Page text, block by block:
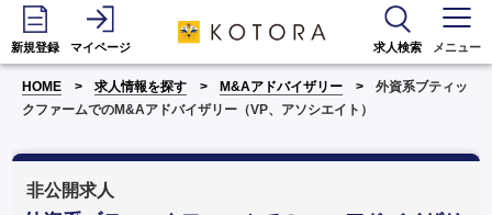
新規登録 マイページ 求人検索 メニュー
HOME 求人情報を探す M&Aアドバイザリー
外資系ブティッ
クファームでのM&Aアドバイザリー（VP、アソシエイト）
非公開求人